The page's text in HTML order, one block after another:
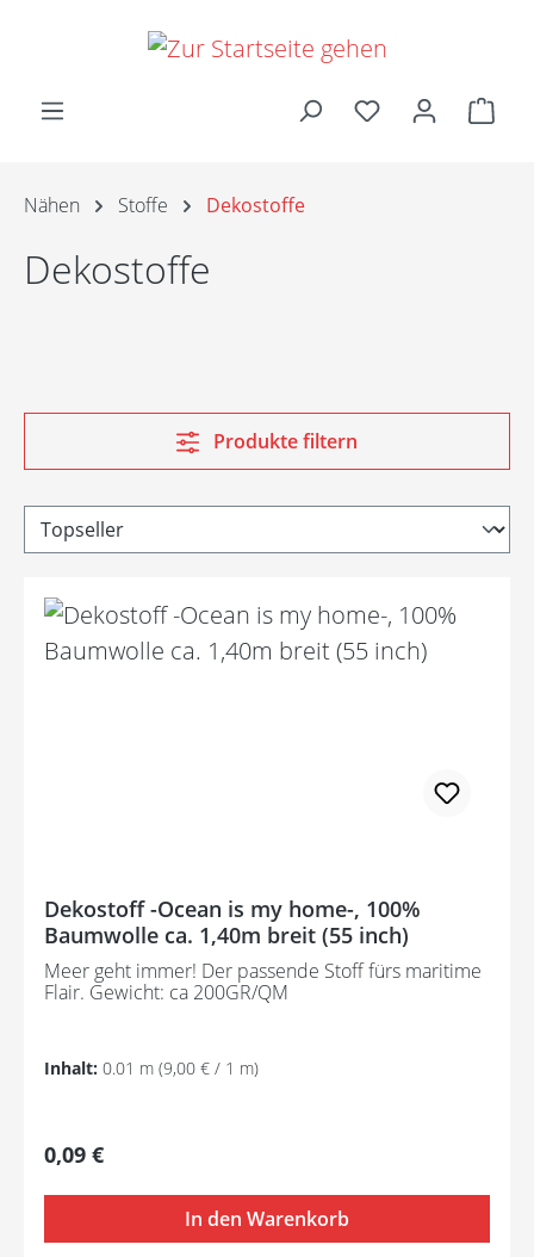
Zum Hauptinhalt springen
Nähen Stoffe Dekostoffe
Dekostoffe
Produkte filtern
Dekostoff -Ocean is my home-, 100%
Baumwolle ca. 1,40m breit (55 inch)
Meer geht immer! Der passende Stoff fürs maritime
Flair. Gewicht: ca 200GR/QM
Inhalt: 0.01 m (9,00 € / 1 m)
Regulärer Preis:
0,09 €
In den Warenkorb